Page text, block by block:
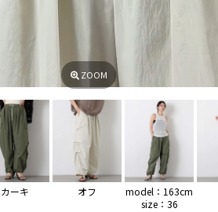
ZOOM
カーキ オフ
model：163cm
size：36